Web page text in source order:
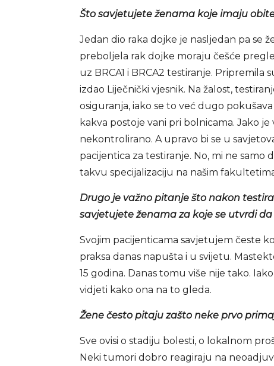
Što savjetujete ženama koje imaju
Jedan dio raka dojke je nasljedan pa se
preboljela rak dojke moraju češće
uz BRCA1 i BRCA2 testiranje.
izdao Liječnički vjesnik. Na žalost,
osiguranja, iako se to već dugo
kakva postoje vani pri bolnicama. Jako
nekontrolirano. A upravo bi se u
pacijentica za testiranje. No, mi ne
takvu specijalizaciju na našim
Drugo je važno pitanje što nakon
savjetujete ženama za koje se utvrdi da
Svojim pacijenticama savjetujem česte
praksa danas napušta i u svijetu.
15 godina. Danas tomu više nije tako.
vidjeti kako ona na to gleda.
Žene često pitaju zašto neke prvo
Sve ovisi o stadiju bolesti, o lokalnom
Neki tumori dobro reagiraju na